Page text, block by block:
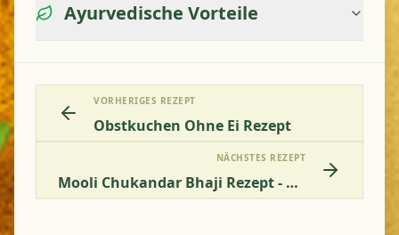
Ayurvedische Vorteile
VORHERIGES REZEPT
Obstkuchen Ohne Ei Rezept
NÄCHSTES REZEPT
Mooli Chukandar Bhaji Rezept - Ayurvedisches Rettich- Und Rote-Bete-Gemüsegericht